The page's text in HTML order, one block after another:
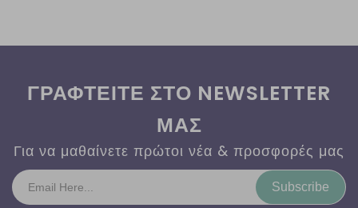
ΓΡΑΦΤΕΙΤΕ ΣΤΟ NEWSLETTER
ΜΑΣ
Για να μαθαίνετε πρώτοι νέα & προσφορές μας
Subscribe